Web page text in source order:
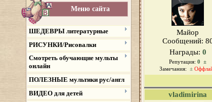
Меню сайта
ШЕДЕВРЫ литературные
РИСУНКИ/Рисовалки
Смотреть обучающие мульты
онлайн
ПОЛЕЗНЫЕ мультики рус/англ
ВИДЕО для детей
Майор
Сообщений:
Награды: 0
Репутация: 0
±
Замечания:
±
vladimirina